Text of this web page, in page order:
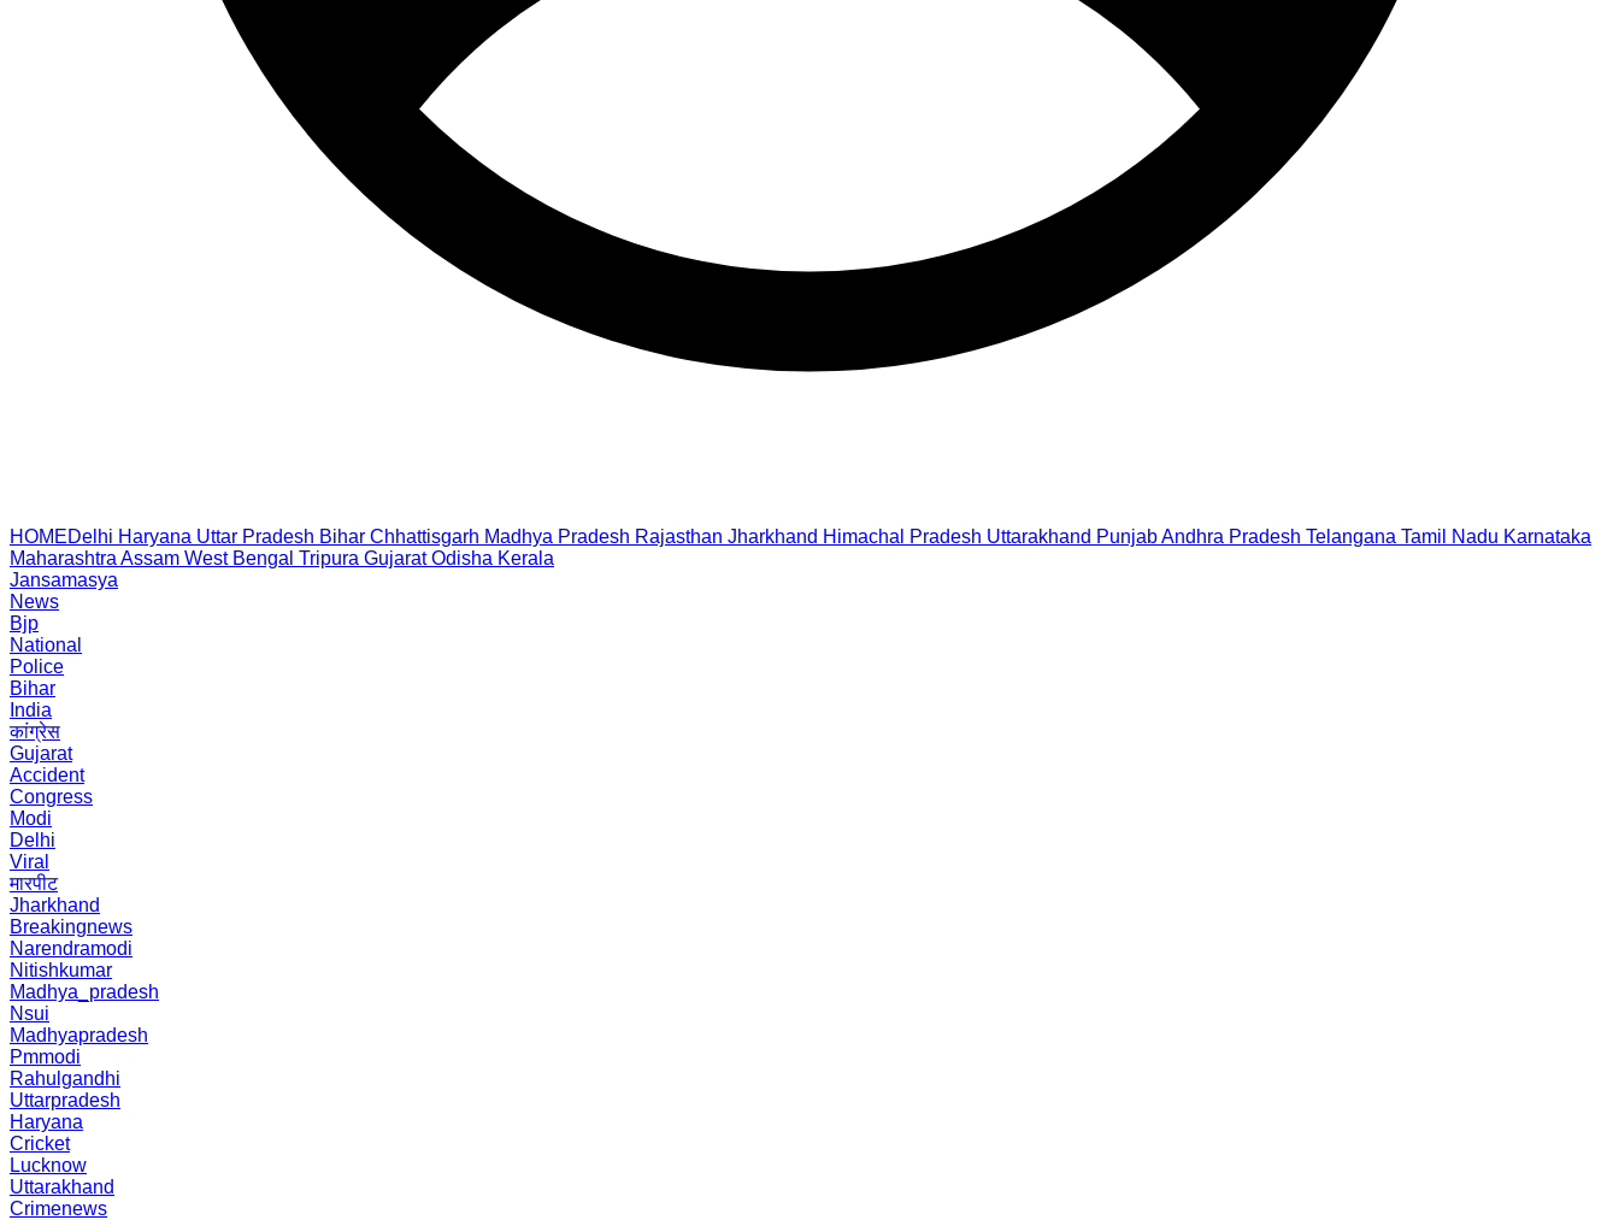
HOMEDelhi Haryana Uttar Pradesh Bihar Chhattisgarh Madhya Pradesh Rajasthan Jharkhand Himachal Pradesh Uttarakhand PunjabAndhra Pradesh Telangana Tamil Nadu Karnataka
Maharashtra Assam West Bengal Tripura Gujarat Odisha Kerala
Jansamasya
News
Bjp
National
Police
Bihar
India
कांग्रेस
Gujarat
Accident
Congress
Modi
Delhi
Viral
मारपीट
Jharkhand
Breakingnews
Narendramodi
Nitishkumar
Madhya_pradesh
Nsui
Madhyapradesh
Pmmodi
Rahulgandhi
Uttarpradesh
Haryana
Cricket
Lucknow
Uttarakhand
Crimenews